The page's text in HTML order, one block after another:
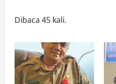
Dibaca 45 kali.